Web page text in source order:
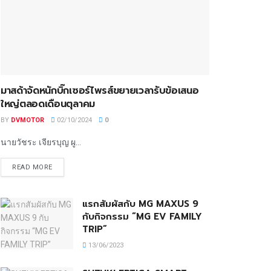
มาสด้าจัดหนักบิ๊กเซอร์ไพรส์ขยายเวลารับข้อเสนอ
ใหญ่ตลอดเดือนตุลาคม
BY DVMOTOR 02/10/2024 0
นายวัชระ เจียรบุญ ผู...
READ MORE
แรกสัมผัสกับ MG MAXUS 9
กับกิจกรรม “MG EV FAMILY
TRIP”
13/06/2023